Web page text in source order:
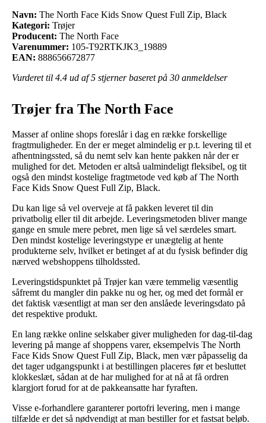
Navn: The North Face Kids Snow Quest Full Zip, Black
Kategori: Trøjer
Producent: The North Face
Varenummer: 105-T92RTKJK3_19889
EAN: 888656672877
Vurderet til 4.4 ud af 5 stjerner baseret på 30 anmeldelser
Trøjer fra The North Face
Masser af online shops foreslår i dag en række forskellige
fragtmuligheder. En der er meget almindelig er p.t. levering til et
afhentningssted, så du nemt selv kan hente pakken når der er
mulighed for det. Metoden er altså ualmindeligt fleksibel, og tit
også den mindst kostelige fragtmetode ved køb af The North
Face Kids Snow Quest Full Zip, Black.
Du kan lige så vel overveje at få pakken leveret til din
privatbolig eller til dit arbejde. Leveringsmetoden bliver mange
gange en smule mere pebret, men lige så vel særdeles smart.
Den mindst kostelige leveringstype er unægtelig at hente
produkterne selv, hvilket er betinget af at du fysisk befinder dig
nærved webshoppens tilholdssted.
Leveringstidspunktet på Trøjer kan være temmelig væsentlig
såfremt du mangler din pakke nu og her, og med det formål er
det faktisk væsentligt at man ser den anslåede leveringsdato på
det respektive produkt.
En lang række online selskaber giver muligheden for dag-til-dag
levering på mange af shoppens varer, eksempelvis The North
Face Kids Snow Quest Full Zip, Black, men vær påpasselig da
det tager udgangspunkt i at bestillingen placeres før et besluttet
klokkeslæt, sådan at de har mulighed for at nå at få ordren
klargjort forud for at de pakkeansatte har fyraften.
Visse e-forhandlere garanterer portofri levering, men i mange
tilfælde er det så nødvendigt at man bestiller for et fastsat beløb.